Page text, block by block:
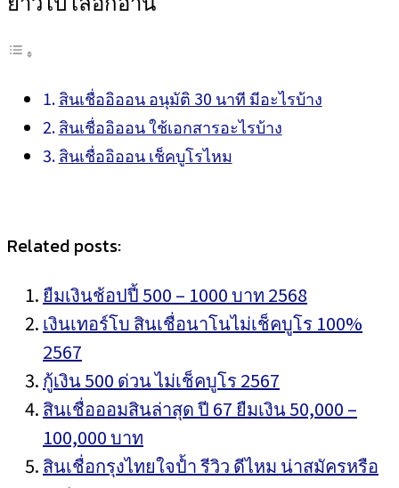
สินเชื่ออิออน อนุมัติ 30 นาที มีอะไรบ้าง
สินเชื่ออิออน ใช้เอกสารอะไรบ้าง
สินเชื่ออิออน เช็คบูโรไหม
Related posts:
ยืมเงินช้อปปี้ 500 – 1000 บาท 2568
เงินเทอร์โบ สินเชื่อนาโนไม่เช็คบูโร 100%
2567
กู้เงิน 500 ด่วน ไม่เช็คบูโร 2567
สินเชื่อออมสินล่าสุด ปี 67 ยืมเงิน 50,000 –
100,000 บาท
สินเชื่อกรุงไทยใจป้ำ รีวิว ดีไหม น่าสมัครหรือ